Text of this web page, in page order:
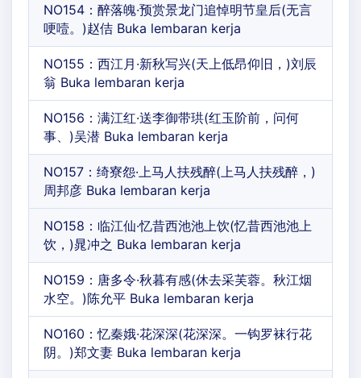
NO154：醉落魄·预赏景龙门追悼明节皇后(无言
哽噎。)赵佶 Buka lembaran kerja
NO155：西江月·新秋写兴(天上低昂仰旧，)刘辰
翁 Buka lembaran kerja
NO156：满江红·送李御带珙(红玉阶前，问何
事、)吴潜 Buka lembaran kerja
NO157：绮寮怨·上马人扶残醉(上马人扶残醉，)
周邦彦 Buka lembaran kerja
NO158：临江仙·忆昔西池池上饮(忆昔西池池上
饮，)晁冲之 Buka lembaran kerja
NO159：唐多令·秋暮有感(休去采芙蓉。秋江烟
水空。)陈允平 Buka lembaran kerja
NO160：忆秦娥·花深深(花深深。一钩罗袜行花
阴。)郑文妻 Buka lembaran kerja